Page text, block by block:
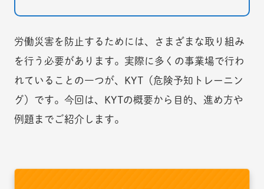
労働災害を防止するためには、さまざまな取り組み
を行う必要があります。実際に多くの事業場で行わ
れていることの一つが、KYT（危険予知トレーニン
グ）です。今回は、KYTの概要から目的、進め方や
例題までご紹介します。